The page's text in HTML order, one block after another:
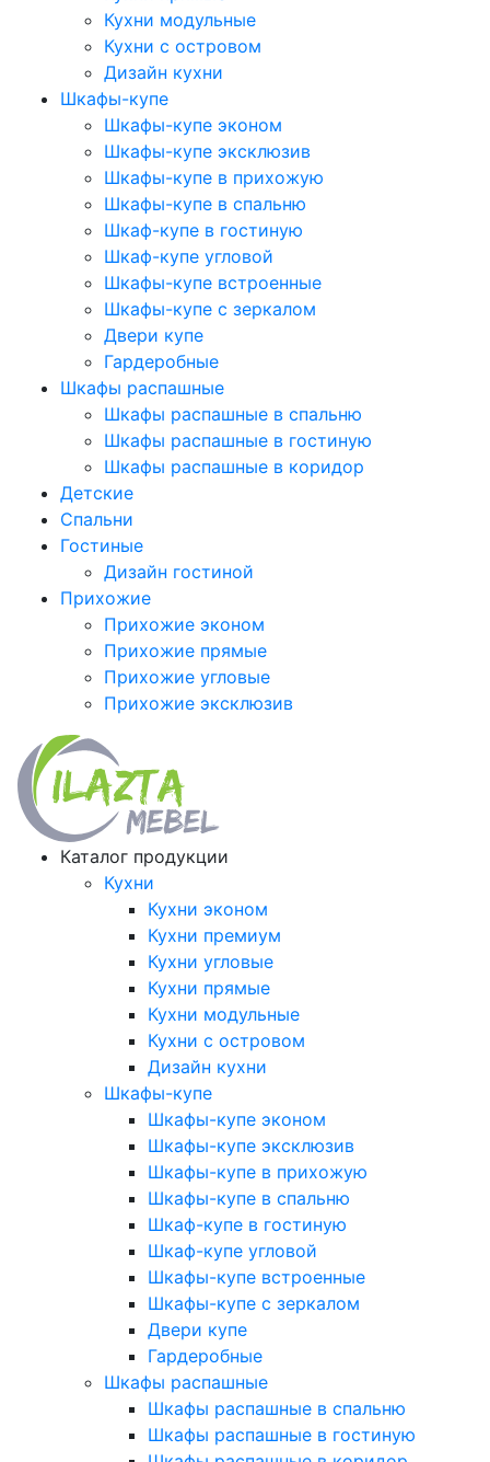
Кухни модульные
Кухни с островом
Дизайн кухни
Шкафы-купе
Шкафы-купе эконом
Шкафы-купе эксклюзив
Шкафы-купе в прихожую
Шкафы-купе в спальню
Шкаф-купе в гостиную
Шкаф-купе угловой
Шкафы-купе встроенные
Шкафы-купе с зеркалом
Двери купе
Гардеробные
Шкафы распашные
Шкафы распашные в спальню
Шкафы распашные в гостиную
Шкафы распашные в коридор
Детские
Спальни
Гостиные
Дизайн гостиной
Прихожие
Прихожие эконом
Прихожие прямые
Прихожие угловые
Прихожие эксклюзив
Каталог продукции
Кухни
Кухни эконом
Кухни премиум
Кухни угловые
Кухни прямые
Кухни модульные
Кухни с островом
Дизайн кухни
Шкафы-купе
Шкафы-купе эконом
Шкафы-купе эксклюзив
Шкафы-купе в прихожую
Шкафы-купе в спальню
Шкаф-купе в гостиную
Шкаф-купе угловой
Шкафы-купе встроенные
Шкафы-купе с зеркалом
Двери купе
Гардеробные
Шкафы распашные
Шкафы распашные в спальню
Шкафы распашные в гостиную